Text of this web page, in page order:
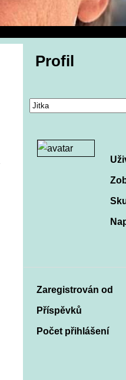
Profil
Zaregistrován od
Příspěvků
Počet přihlášení